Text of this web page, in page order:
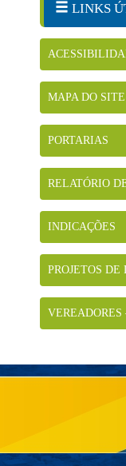
LINKS
MAPA DO SITE
PORTARIAS
RELATÓRIO
INDICAÇÕES
PROJETOS DE
VEREADORES